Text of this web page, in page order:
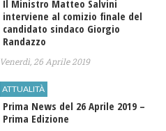
Il Ministro Matteo Salvini
interviene al comizio finale del
candidato sindaco Giorgio
Randazzo
Venerdì, 26 Aprile 2019
ATTUALITÀ
Prima News del 26 Aprile 2019 –
Prima Edizione